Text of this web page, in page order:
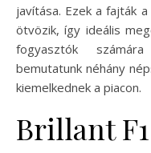
javítása. Ezek a fajták
ötvözik, így ideális
fogyasztók
bemutatunk néhány
kiemelkednek a piacon.
Brillant